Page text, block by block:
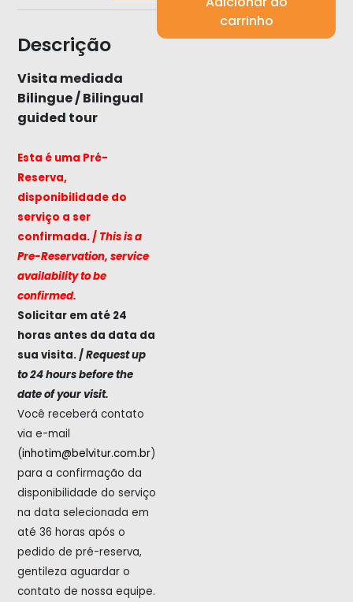
Descrição
Visita mediada
Bilingue / Bilingual
guided tour
Esta é uma Pré-
Reserva,
disponibilidade do
serviço a ser
confirmada. / This is a
Pre-Reservation, service
availability to be
confirmed.
Solicitar em até 24
horas antes da data da
sua visita. /Request up
to 24 hours before the
date of your visit.
Você receberá contato
via e-mail
(inhotim@belvitur.com.br)
para a confirmação da
disponibilidade do serviço
na data selecionada em
até 36 horas após o
pedido de pré-reserva,
gentileza aguardar o
contato de nossa equipe.
carrinho